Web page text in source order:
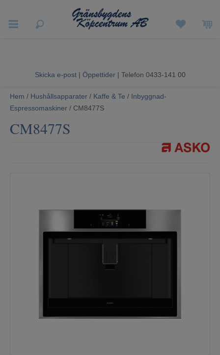
Sommarrea
Vitvaror
Skicka e-post | Öppettider| Telefon 0433-141 00
Hem / Hushållsapparater / Kaffe & Te / Inbyggnad-
Espressomaskiner / CM8477S
CM8477S